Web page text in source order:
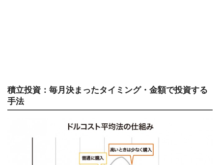
積立投資：毎月決まったタイミング・金額で投資する
手法